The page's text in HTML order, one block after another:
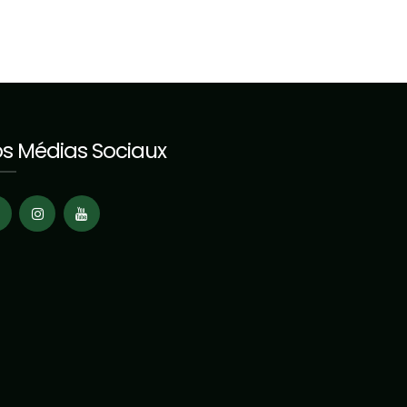
Médias Sociaux